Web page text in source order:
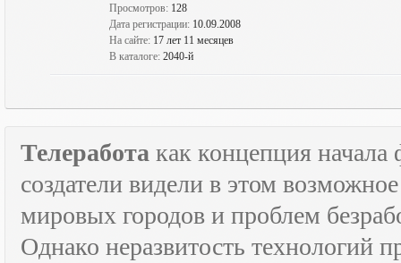
Просмотров: 128
Дата регистрации: 10.09.2008
На сайте: 17 лет 11 месяцев
В каталоге: 2040-й
Телеработа как концепция начала
создатели видели в этом
мировых городов и проблем
Однако неразвитость технологий